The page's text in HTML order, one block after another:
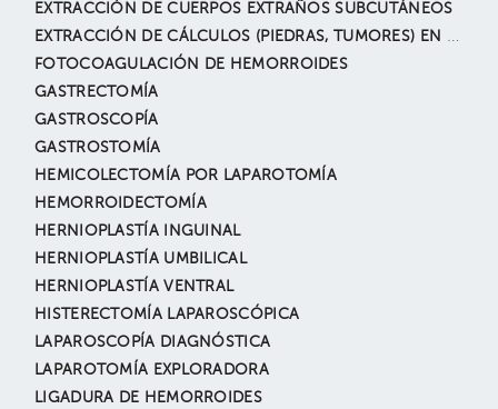
EXTRACCIÓN DE CUERPOS EXTRAÑOS SUBCUTÁNEOS
EXTRACCIÓN DE CÁLCULOS (PIEDRAS, TUMORES) EN LA VÍA BILIAR POR ENDOSCOPÍA (CPRE)
FOTOCOAGULACIÓN DE HEMORROIDES
GASTRECTOMÍA
GASTROSCOPÍA
GASTROSTOMÍA
HEMICOLECTOMÍA POR LAPAROTOMÍA
HEMORROIDECTOMÍA
HERNIOPLASTÍA INGUINAL
HERNIOPLASTÍA UMBILICAL
HERNIOPLASTÍA VENTRAL
HISTERECTOMÍA LAPAROSCÓPICA
LAPAROSCOPÍA DIAGNÓSTICA
LAPAROTOMÍA EXPLORADORA
LIGADURA DE HEMORROIDES